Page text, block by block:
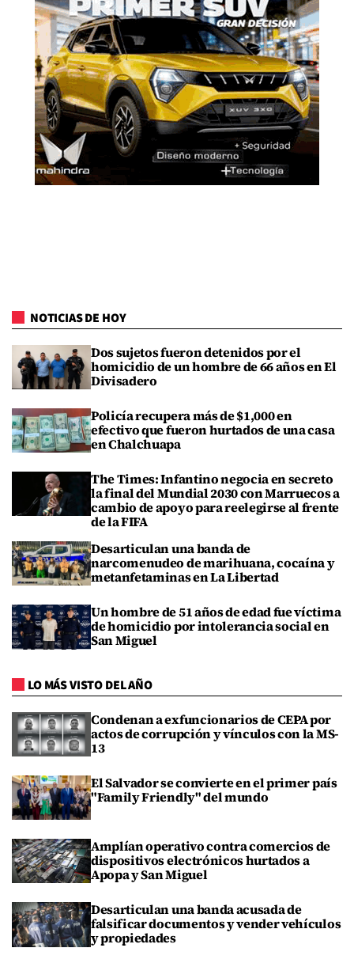
NOTICIAS DE HOY
Dos sujetos fueron detenidos por el
homicidio de un hombre de 66 años en El
Divisadero
Policía recupera más de $1,000 en
efectivo que fueron hurtados de una casa
en Chalchuapa
The Times: Infantino negocia en secreto
la final del Mundial 2030 con Marruecos a
cambio de apoyo para reelegirse al frente
de la FIFA
Desarticulan una banda de
narcomenudeo de marihuana, cocaína y
metanfetaminas en La Libertad
Un hombre de 51 años de edad fue víctima
de homicidio por intolerancia social en
San Miguel
LO MÁS VISTO DEL AÑO
Condenan a exfuncionarios de CEPA por
actos de corrupción y vínculos con la MS-
13
El Salvador se convierte en el primer país
"Family Friendly" del mundo
Amplían operativo contra comercios de
dispositivos electrónicos hurtados a
Apopa y San Miguel
Desarticulan una banda acusada de
falsificar documentos y vender vehículos
y propiedades